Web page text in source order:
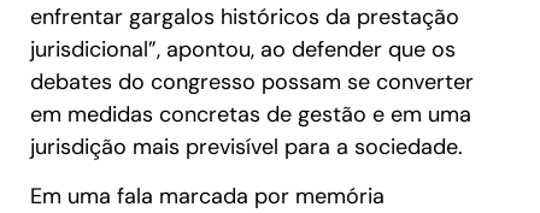
enfrentar gargalos históricos da prestação
jurisdicional”, apontou, ao defender que os
debates do congresso possam se converter
em medidas concretas de gestão e em uma
jurisdição mais previsível para a sociedade.
Em uma fala marcada por memória